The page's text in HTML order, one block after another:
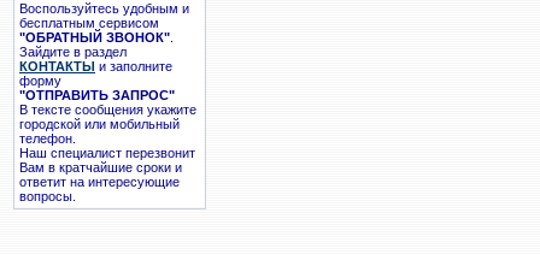
Воспользуйтесь удобным и
бесплатным сервисом
"ОБРАТНЫЙ ЗВОНОК"
Зайдите в раздел
КОНТАКТЫ и заполните
форму
"ОТПРАВИТЬ ЗАПРОС"
В тексте сообщения укажите
городской или мобильный
телефон.
Наш специалист перезвонит
Вам в кратчайшие сроки и
ответит на интересующие
вопросы.